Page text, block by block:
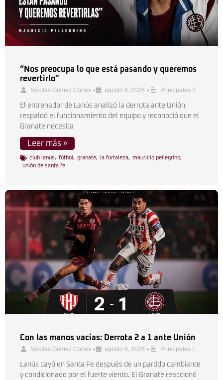
“Nos preocupa lo que está pasando y queremos
revertirlo”
Nicolas Gomez Cortes • agosto 6, 2026 • Principales 2
El entrenador de Lanús analizó la derrota ante Unión,
respaldó el funcionamiento del equipo y reconoció que el
Granate necesita
Leer más »
club lanus, fútbol , granate, la fortaleza, mauricio pellegrino,
unión de santa fe
Con las manos vacías: Derrota 2 a 1 ante Unión
Nicolas Gomez Cortes • agosto 6, 2026 • Principales 1
Lanús cayó en Santa Fe después de un partido cambiante
y condicionado por el fuerte viento. El Granate reaccionó